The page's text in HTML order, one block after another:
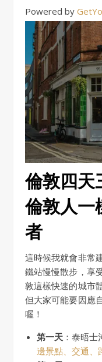
Powered by
倫敦四天
倫敦人一
者
這時候我就會非常
鐵站慢慢散步，享
敦這樣快速的城市
但大家可能要因應
喔！
第一天 ：泰晤士
邊景點、交通、